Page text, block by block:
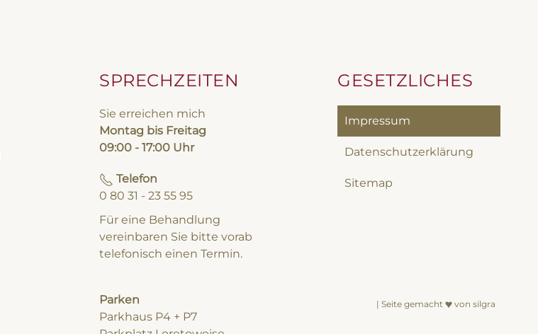
SPRECHZEITEN
Sie erreichen mich
Montag bis Freitag
09:00 - 17:00 Uhr
Telefon
0 80 31 - 23 55 95
Für eine Behandlung
vereinbaren Sie bitte vorab
telefonisch einen Termin.
Parken
Parkhaus P4 + P7
GESETZLICHES
Impressum
Datenschutzerklärung
Sitemap
| Seite gemacht von silgra